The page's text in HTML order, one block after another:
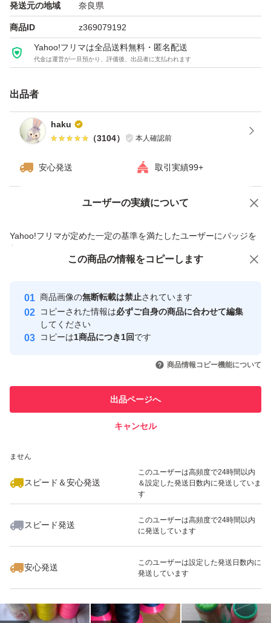
《写真4枚目の前列》
あずき色123 深緑516 紺色 417
お好きなお色と本数コメント頂ければ
専用お作りいたします
☆7本 ¥1353
☆8本 ¥1465
☆11本 ¥1803
☆12本 ¥1915
☆14本 ¥2140
☆15本 ¥2253
本数増えるほどお得になります
明ではなく青色の場合がございます。
(糸は透明ボビンと青色ボビン同じものになります)
※光の加減や角度によって色の見え方が多少異なりますの
でご了承くださいませm(__)m
こちらの糸は大黒絲業(株)のダイヤフェザーと
縫い調子も良く、使いやすい
手芸店でも販売されています♪
発送元の地域 奈良県
商品ID z369079192
Yahoo!フリマは全品送料無料・匿名配送
代金は運営が一旦預かり、評価後、出品者に支払われます
出品者
haku
（3104） 本人確認前
安心発送 取引実績99+
ユーザーの実績について
Yahoo!フリマが定めた一定の基準を満たしたユーザーにバッジを
付与しています
安心取引出品者
心・安全なユーザーです
取引実績
引を完了させた実績があります
での取引実績があります
ません
スピード＆安心発送
このユーザーは高頻度で24時間以内
＆設定した発送日数内に発送していま
す
スピード発送
このユーザーは高頻度で24時間以内
に発送しています
安心発送
このユーザーは設定した発送日数内に
発送しています
価格の相談 商品への質問
この商品の情報をコピーします
商品画像の無断転載は禁止されています
コピーされた情報は必ずご自身の商品に合わせて編集
してください
コピーは1商品につき1回です
商品情報コピー機能について
出品ページへ
キャンセル
この商品をみている人にオススメ
いいね！
1,250